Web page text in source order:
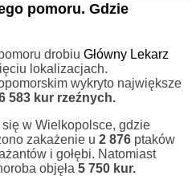
pomoru. Gdzie
drobiu Główny Lekarz
lokalizacjach.
wykryto największe
583 kur rzeźnych.
w Wielkopolsce, gdzie
zakażenie u 2 876 ptaków
i gołębi. Natomiast
objęła 5 750 kur.